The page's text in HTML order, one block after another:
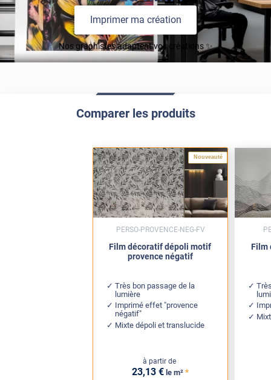
Imprimer ma création
Nos graphistes adaptent vos créations ✨
Comparer les produits
Nouveauté
Film décoratif dépoli motif
provence négatif
Très bon passage de la
lumière
Imprimé effet "provence
négatif"
Mixte dépoli et translucide
à partir de
23,13 € le m² *
PERSO-PROVENCE-NEG-FV
Film